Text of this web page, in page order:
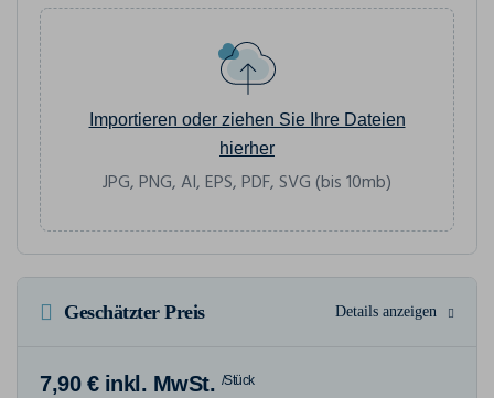
Importieren oder ziehen Sie Ihre Dateien
hierher
JPG, PNG, AI, EPS, PDF, SVG (bis 10mb)
Geschätzter Preis Details anzeigen
7,90 € inkl. MwSt. /Stück